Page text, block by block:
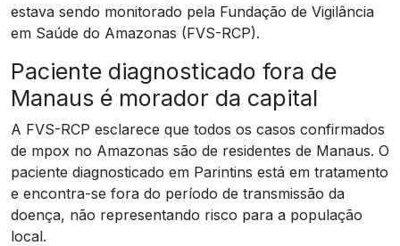
estava sendo monitorado pela Fundação de Vigilância
em Saúde do Amazonas (FVS-RCP).
Paciente diagnosticado fora de
Manaus é morador da capital
A FVS-RCP esclarece que todos os casos confirmados
de mpox no Amazonas são de residentes de Manaus. O
paciente diagnosticado em Parintins está em tratamento
e encontra-se fora do período de transmissão da
doença, não representando risco para a população
local.